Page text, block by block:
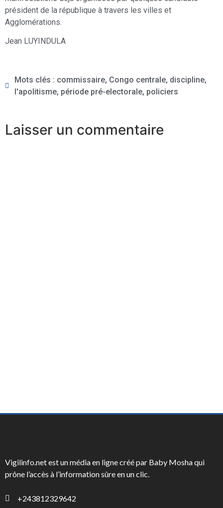
président de la république à travers les villes et
Agglomérations.
Jean LUYINDULA
Mots clés : commissaire, Congo centrale, discipline,
l'apolitisme, période pré-electorale, policiers
Laisser un commentaire
Vigilinfo.net est un média en ligne créé par Baby Mosha qui
prône l’accès à l’information sûre en un clic.
+243812329642